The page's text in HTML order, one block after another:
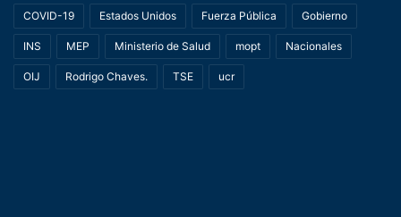
COVID-19 Estados Unidos Fuerza Pública Gobierno
INS MEP Ministerio de Salud mopt Nacionales
OIJ Rodrigo Chaves. TSE ucr